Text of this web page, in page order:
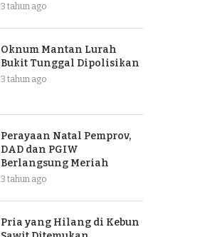
3 tahun ago
Oknum Mantan Lurah
Bukit Tunggal Dipolisikan
3 tahun ago
Perayaan Natal Pemprov,
DAD dan PGIW
Berlangsung Meriah
3 tahun ago
Pria yang Hilang di Kebun